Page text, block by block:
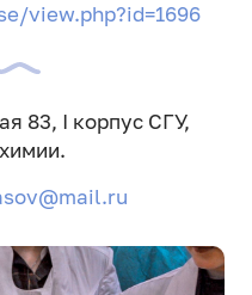
view.php?id=1696
83, I корпус СГУ,